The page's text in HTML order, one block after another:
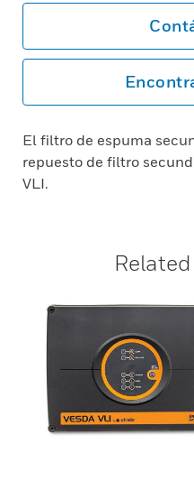
El filtro de espuma
repuesto de filtro
VLI.